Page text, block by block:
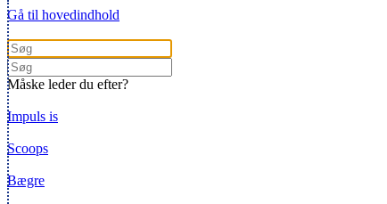
Gå til hovedindhold
Måske leder du efter?
Impuls is
Scoops
Bægre